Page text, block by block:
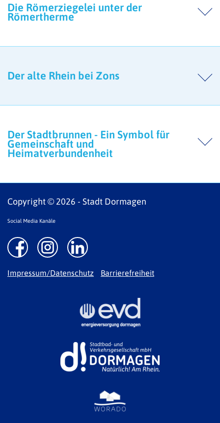
Die Römerziegelei unter der
Römertherme
Der alte Rhein bei Zons
Der Stadtbrunnen - Ein Symbol für
Gemeinschaft und
Heimatverbundenheit
Copyright © 2026 - Stadt Dormagen
Social Media Kanäle
Impressum/Datenschutz Barrierefreiheit